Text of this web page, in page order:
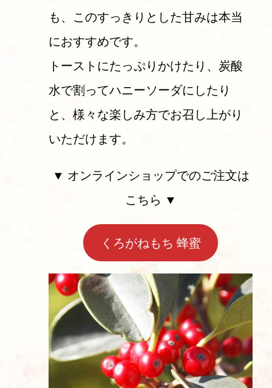
も、このすっきりとした甘みは本当
におすすめです。
トーストにたっぷりかけたり、炭酸
水で割ってハニーソーダにしたり
と、様々な楽しみ方でお召し上がり
いただけます。
▼ オンラインショップでのご注文は
こちら ▼
くろがねもち 蜂蜜